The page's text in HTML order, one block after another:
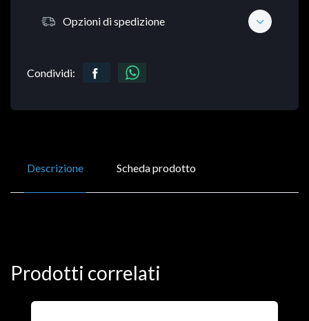
Opzioni di spedizione
Condividi:
Descrizione Scheda prodotto
Prodotti correlati